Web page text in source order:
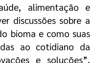
alimentação e
discussões sobre a
bioma e como suas
ao cotidiano da
e soluções”,